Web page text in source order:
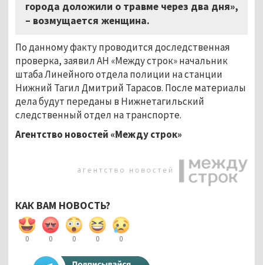
города доложили о травме через два дня»,
– возмущается женщина.
По данному факту проводится доследственная
проверка, заявил АН «Между строк» начальник
штаба Линейного отдела полиции на станции
Нижний Тагил Дмитрий Тарасов. После материалы
дела будут переданы в Нижнетагильский
следственный отдел на транспорте.
Агентство новостей «Между строк»
КАК ВАМ НОВОСТЬ?
0 0 0 0 0